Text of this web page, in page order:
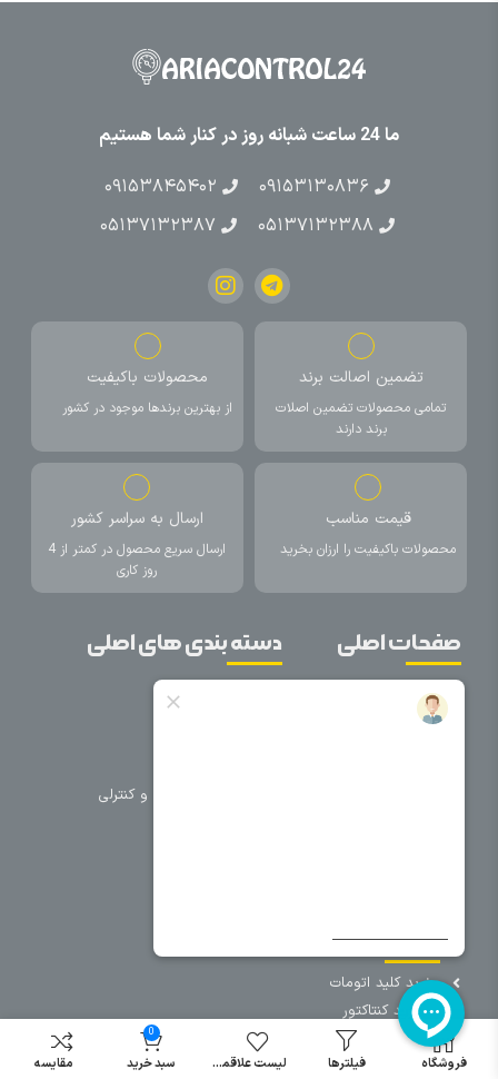
ما 24 ساعت شبانه روز در کنار شما هستیم
۰۹۱۵۳۱۳۰۸۳۶
۰۹۱۵۳۸۴۵۴۰۲
۰۵۱۳۷۱۳۲۳۸۸
۰۵۱۳۷۱۳۲۳۸۷
تضمین اصالت برند
تمامی محصولات تضمین اصلات
برند دارند
محصولات باکیفیت
از بهترین برندها موجود در کشور
قیمت مناسب
محصولات باکیفیت را ارزان بخرید
ارسال به سراسر کشور
ارسال سریع محصول در کمتر از 4
روز کاری
صفحات اصلی
خانه
دسته بندی های اصلی
تجهیزات حفاظتی و کنترلی
سایر دسته بندی ها
خرید کلید اتومات
خرید کنتاکتور
خرید فیوز
مینیاتوری
فروشگاه فیلترها لیست علاقمندی
0
سبد خرید مقایسه